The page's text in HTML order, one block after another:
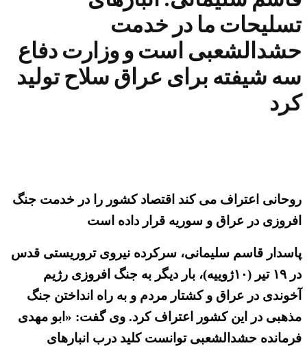
تسلیحات ما در خدمت
حشدالشعبی است و وزارت دفاع
سه شیفته برای عراق سلاح تولید
کرد
روحانی اعتراف می کند اقتصاد کشور را در خدمت جنگ
افروزی در عراق و سوریه قرار داده است
پاسدار قاسم سلیمانی، سرکرده نیروی تروریستی قدس
در ۱۹ تیر (۱۰ژوییه)، بار دیگر به جنگ افروزی رژیم
آخوندی در عراق و کشتار مردم و به راه انداختن جنگ
مذهبی در این کشور اعتراف کرد. وی گفت: «ابو مهدی
فرمانده حشدالشعبی توانست کلید درب انبارهای